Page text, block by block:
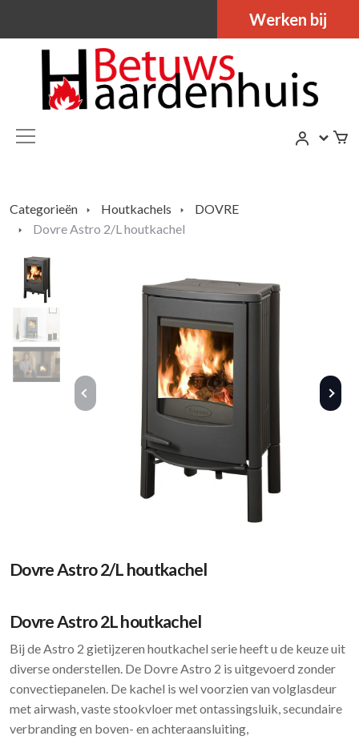
Werken bij
Categorieën Houtkachels
DOVRE
Dovre Astro 2/L houtkachel
Dovre Astro 2/L houtkachel
Dovre Astro 2L houtkachel
Bij de Astro 2 gietijzeren houtkachel serie heeft u de keuze uit
diverse onderstellen. De Dovre Astro 2 is uitgevoerd zonder
convectiepanelen. De kachel is wel voorzien van volglasdeur
met airwash, vaste stookvloer met ontassingsluik, secundaire
verbranding en boven- en achteraansluiting,